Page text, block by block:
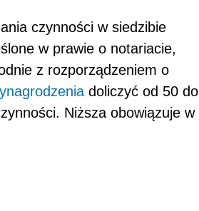
czynności w siedzibie
w prawie o notariacie,
z rozporządzeniem o
doliczyć od 50 do
Niższa obowiązuje w